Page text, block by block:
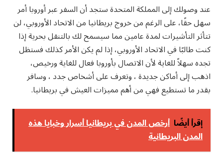
عند وصولك إلى المملكة المتحدة ستجد أن السفر عبر أوروبا أمر
سهل حقًا، على الرغم من خروج بريطانيا من الاتحاد الأوروبي، لن
تتأثر التأشيرات لمدة عامين مما سيسمح لك بالتنقل بحرية إذا
كنت طالبًا في الاتحاد الأوروبي، إذا لم يكن الأمر كذلك فستظل
تجده سهلاً للغاية لأن الاتصال بأوروبا فعال للغاية ورخيص،
اذهب إلى أماكن جديدة ، وتعرف على أشخاص جدد ، وسافر
بقدر ما تستطيع فهي من أهم مميزات العيش في بريطانيا.
إقرأ أيضًا أرخص المدن في بريطانيا أسرار وخبايا هذه
المدن البريطانية